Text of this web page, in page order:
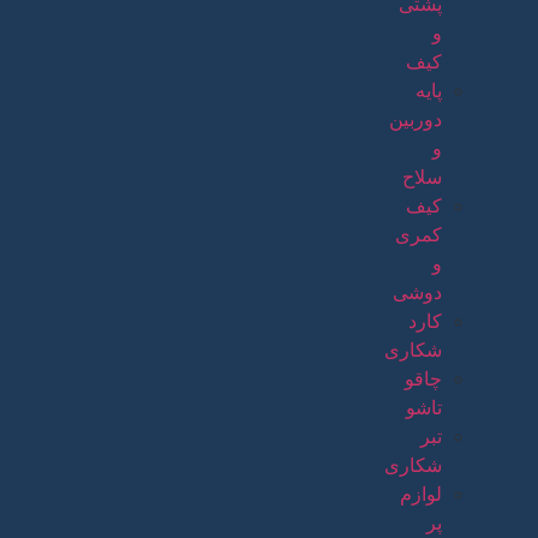
پشتی
و
کیف
پایه
دوربین
و
سلاح
کیف
کمری
و
دوشی
کارد
شکاری
چاقو
تاشو
تبر
شکاری
لوازم
پر